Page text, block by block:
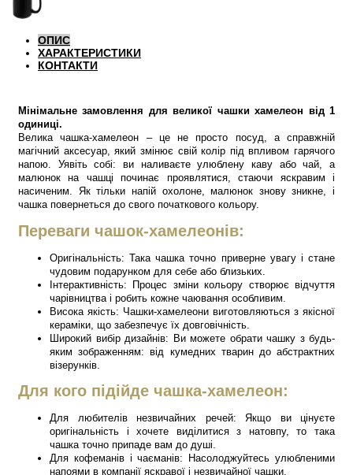
ОПИС
ХАРАКТЕРИСТИКИ
КОНТАКТИ
Мінімальне замовлення для великої чашки хамелеон від 1
одиниці.
Велика чашка-хамелеон – це не просто посуд, а справжній
магічний аксесуар, який змінює свій колір під впливом гарячого
напою. Уявіть собі: ви наливаєте улюблену каву або чай, а
малюнок на чашці починає проявлятися, стаючи яскравим і
насиченим. Як тільки напій охолоне, малюнок знову зникне, і
чашка повернеться до свого початкового кольору.
Переваги чашок-хамелеонів:
Оригінальність: Така чашка точно приверне увагу і стане
чудовим подарунком для себе або близьких.
Інтерактивність: Процес зміни кольору створює відчуття
чарівництва і робить кожне чаювання особливим.
Висока якість: Чашки-хамелеони виготовляються з якісної
кераміки, що забезпечує їх довговічність.
Широкий вибір дизайнів: Ви можете обрати чашку з будь-
яким зображенням: від кумедних тварин до абстрактних
візерунків.
Для кого підійде чашка-хамелеон:
Для любителів незвичайних речей: Якщо ви цінуєте
оригінальність і хочете виділитися з натовпу, то така
чашка точно припаде вам до душі.
Для кофеманів і чаєманів: Насолоджуйтесь улюбленими
напоями в компанії яскравої і незвичайної чашки.